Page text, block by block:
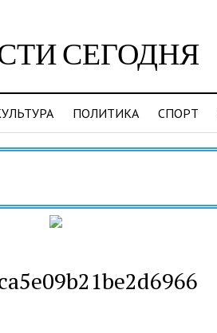
СЕГОДНЯ
ПОЛИТИКА СПОРТ